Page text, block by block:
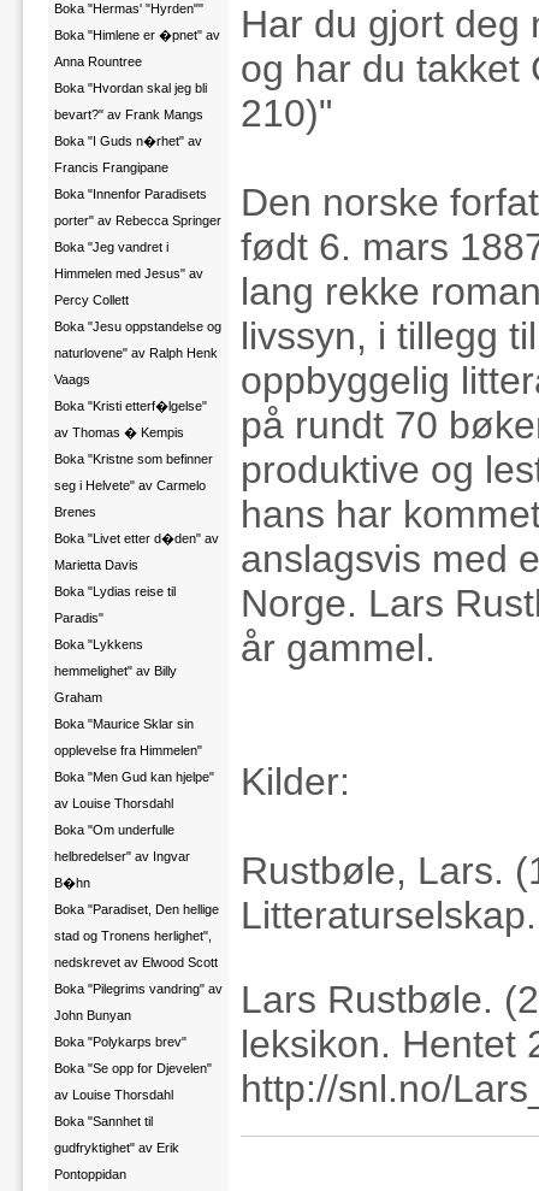
Boka "Hermas' "Hyrden""
Boka "Himlene er �pnet" av
Anna Rountree
Boka "Hvordan skal jeg bli
bevart?" av Frank Mangs
Boka "I Guds n�rhet" av
Francis Frangipane
Boka "Innenfor Paradisets
porter" av Rebecca Springer
Boka "Jeg vandret i
Himmelen med Jesus" av
Percy Collett
Boka "Jesu oppstandelse og
naturlovene" av Ralph Henk
Vaags
Boka "Kristi etterf�lgelse"
av Thomas � Kempis
Boka "Kristne som befinner
seg i Helvete" av Carmelo
Brenes
Boka "Livet etter d�den" av
Marietta Davis
Boka "Lydias reise til
Paradis"
Boka "Lykkens
hemmelighet" av Billy
Graham
Boka "Maurice Sklar sin
opplevelse fra Himmelen"
Boka "Men Gud kan hjelpe"
av Louise Thorsdahl
Boka "Om underfulle
helbredelser" av Ingvar
B�hn
Boka "Paradiset, Den hellige
stad og Tronens herlighet",
nedskrevet av Elwood Scott
Boka "Pilegrims vandring" av
John Bunyan
Boka "Polykarps brev"
Boka "Se opp for Djevelen"
av Louise Thorsdahl
Boka "Sannhet til
gudfryktighet" av Erik
Pontoppidan
Har du gjort deg
og har du takket
210)"
Den norske
født 6. mars
lang rekke
livssyn, i tillegg
oppbyggelig
på rundt 70
produktive og
hans har
anslagsvis med
Norge. Lars
år gammel.
Kilder:
Rustbøle, Lars.
Litteraturselskap.
Lars Rustbøle.
leksikon. Hentet
http://snl.no/